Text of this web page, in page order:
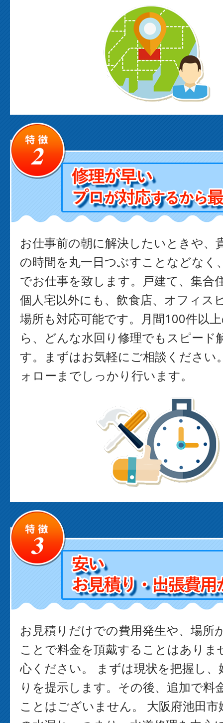
お仕事前の朝に解決したいときや、
の時間を丸一日つぶすことなどなく
でお仕事を致します。戸建て、集合
個人宅以外にも、飲食店、オフィス
場所も対応可能です。月間100件以
ら、どんな水回り修理でもスピード
す。まずはお気軽にご相談ください
ォローまでしっかり行います。
お見積りだけでの費用発生や、場所
ことで料金を頂戴することはありま
心ください。 まずは現状を把握し
りを提示します。その後、追加で料
ことはございません。 大阪府池田